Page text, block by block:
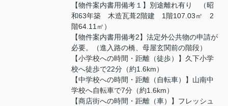
【物件案内書用備考１】別途離れ有り （昭
和63年築 木造瓦葺2階建 1階107.03㎡ 2
階64.11㎡）
【物件案内書用備考2】法定外公共物の申請が
必要。（進入路の橋、母屋玄関前の階段）
【小学校への時間・距離（徒歩）】久下小学
校へ徒歩で22分（約1.6km）
【中学校への時間・距離（自転車）】山南中
学校へ自転車で7分（約1.6km）
【商店街への時間・距離（車）】フレッシュ